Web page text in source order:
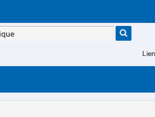
Type 1 or
more
characters
results.